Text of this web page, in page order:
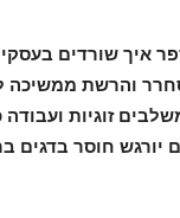
איך שורדים
מסחרר והרשת
זוגיות
יורגש חוסר בדגים